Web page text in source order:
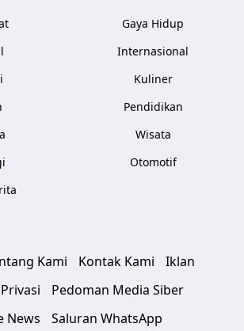
Gaya Hidup
Internasional
Kuliner
Pendidikan
Wisata
Otomotif
Kami Kontak Kami
Iklan
Pedoman Media Siber
News
Saluran WhatsApp